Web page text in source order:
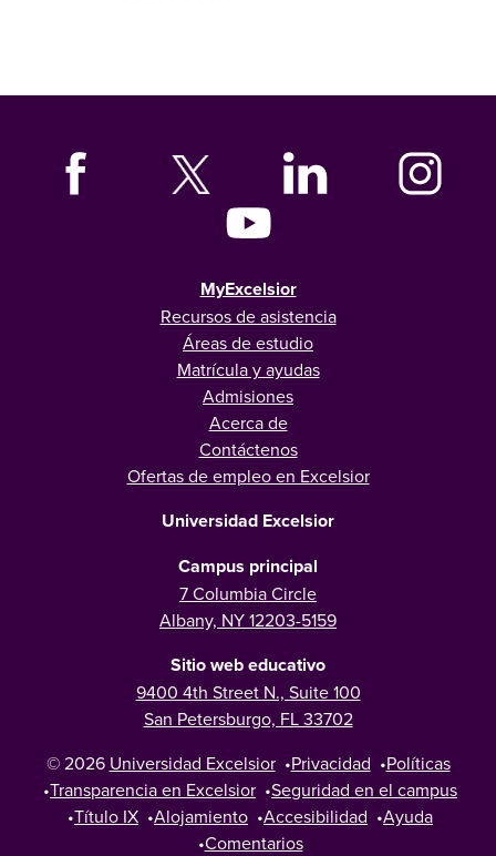
MyExcelsior
Recursos de asistencia
Áreas de estudio
Matrícula y ayudas
Admisiones
Acerca de
Contáctenos
Ofertas de empleo en Excelsior
Universidad Excelsior
Campus principal
7 Columbia Circle
Albany, NY 12203-5159
Sitio web educativo
9400 4th Street N., Suite 100
San Petersburgo, FL 33702
© 2026 Universidad Excelsior •Privacidad •Políticas
•Transparencia en Excelsior •Seguridad en el campus
•Título IX •Alojamiento •Accesibilidad •Ayuda
•Comentarios